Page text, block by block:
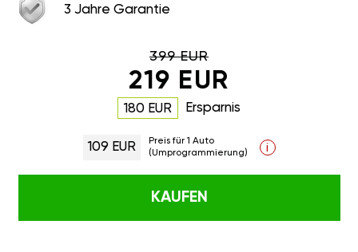
3 Jahre Garantie
399 EUR
219 EUR
180 EUR Ersparnis
109 EUR
Preis für 1 Auto
(Umprogrammierung)
i
KAUFEN